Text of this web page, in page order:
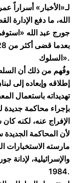
لـ«الأخبار» أسراراً
الله، ما دفع الإدارة
جورج عبد الله
السلوك».
وفُهم من ذلك أن
إطلاقه وإبعاده إلى
تهديداته باستعمال
بإجراء محاكمة جديدة
الإفراج عنه، لكنه
لأن المحاكمة
مارسته الاستخبارات
والإسرائيلية، لإدانة
1984.